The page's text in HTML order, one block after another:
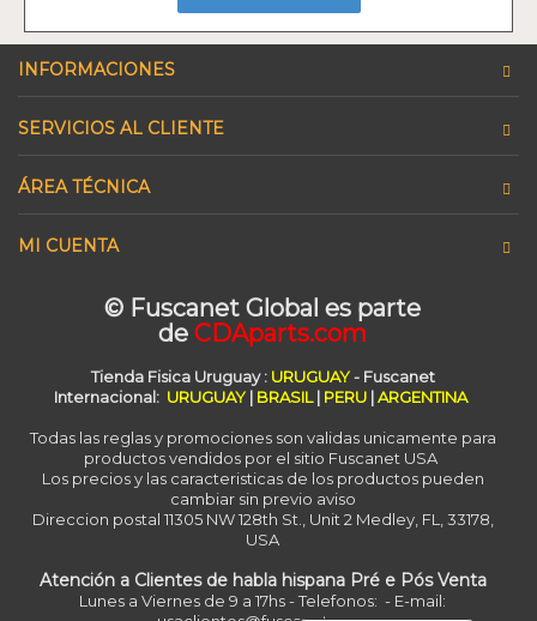
INFORMACIONES
SERVICIOS AL CLIENTE
ÁREA TÉCNICA
MI CUENTA
© Fuscanet Global es parte
de CDAparts.com
Tienda Fisica Uruguay: URUGUAY- Fuscanet
Internacional: URUGUAY | BRASIL| PERU |ARGENTINA
Todas las reglas y promociones son validas unicamente para
productos vendidos por el sitio Fuscanet USA
Los precios y las caracteristicas de los productos pueden
cambiar sin previo aviso
Direccion postal 11305 NW 128th St., Unit 2 Medley, FL, 33178,
USA
Atención a Clientes de habla hispana Pré e Pós Venta
Lunes a Viernes de 9 a 17hs - Telefonos: - E-mail: